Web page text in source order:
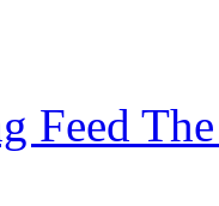
Feed